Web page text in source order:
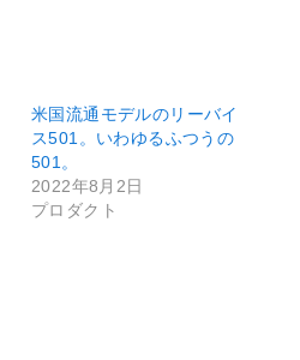
米国流通モデルのリーバイ
ス501。いわゆるふつうの
501。
2022年8月2日
プロダクト